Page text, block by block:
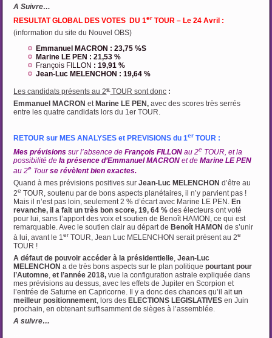
A Suivre…
RESULTAT GLOBAL DES VOTES DU 1er TOUR – Le 24 Avril :
(information du site du Nouvel OBS)
Emmanuel MACRON : 23,75 %S
Marine LE PEN : 21,53 %
François FILLON : 19,91 %
Jean-Luc MELENCHON : 19,64 %
Les candidats présents au 2eTOUR sont donc :
Emmanuel MACRON et Marine LE PEN, avec des scores très serrés
entre les quatre candidats lors du 1er TOUR.
RETOUR sur MES ANALYSES et PREVISIONS du 1er TOUR :
Mes prévisions sur l’absence deFrançois FILLON au 2e TOUR, et la
possibilité dela présence d’Emmanuel MACRON et deMarine LE PEN
au 2e Tourse révèlent bien exactes.
Quand à mes prévisions positives surJean-Luc MELENCHONd’être au
2e TOUR, soutenu par de bons aspects planétaires, il n’y parvient pas !
Mais il n’est pas loin, seulement 2 % d’écart avec Marine LE PEN. En
revanche, il a fait un très bon score, 19, 64 %des électeurs ont voté
pour lui, sans l’apport des voix et soutien de Benoît HAMON, ce qui est
remarquable. Avec le soutien clair au départ de Benoît HAMON de s’unir
à lui, avant le 1er TOUR, Jean Luc MELENCHON serait présent au 2e
TOUR !
A défaut de pouvoir accéder à la présidentielle,Jean-Luc
MELENCHONa de très bons aspects sur le plan politiquepourtant pour
l’Automne,et l’année 2018, vue la configuration astrale expliquée dans
mes prévisions au dessus, avec les effets de Jupiter en Scorpion et
l’entrée de Saturne en Capricorne. Il y a donc des chances qu’il aitun
meilleur positionnement, lors des ELECTIONS LEGISLATIVES en Juin
prochain, en obtenant suffisamment de sièges à l’assemblée.
A suivre…